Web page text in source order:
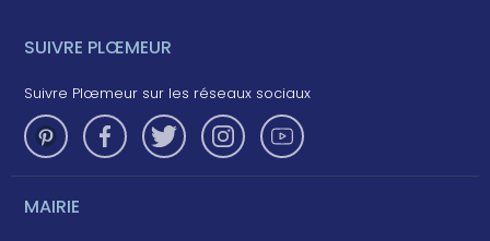
SUIVRE PLŒMEUR
Suivre Plœmeur sur les réseaux sociaux
MAIRIE